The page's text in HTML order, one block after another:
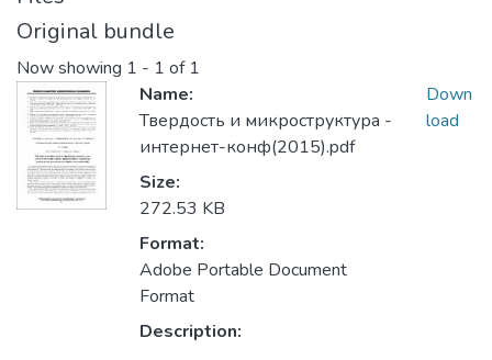
Original bundle
Now showing 1 - 1 of 1
Name:
Твердость и микроструктура -
интернет-конф(2015).pdf
Size:
272.53 KB
Format:
Adobe Portable Document
Format
Description:
Down
load